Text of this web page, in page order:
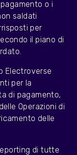
o i
saldati
per
il piano di
Electroverse
per la
di pagamento,
Operazioni di
delle
di tutte